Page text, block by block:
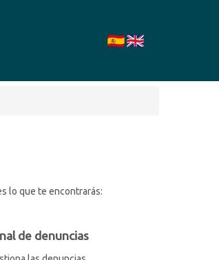
lo que te encontrarás:
de denuncias